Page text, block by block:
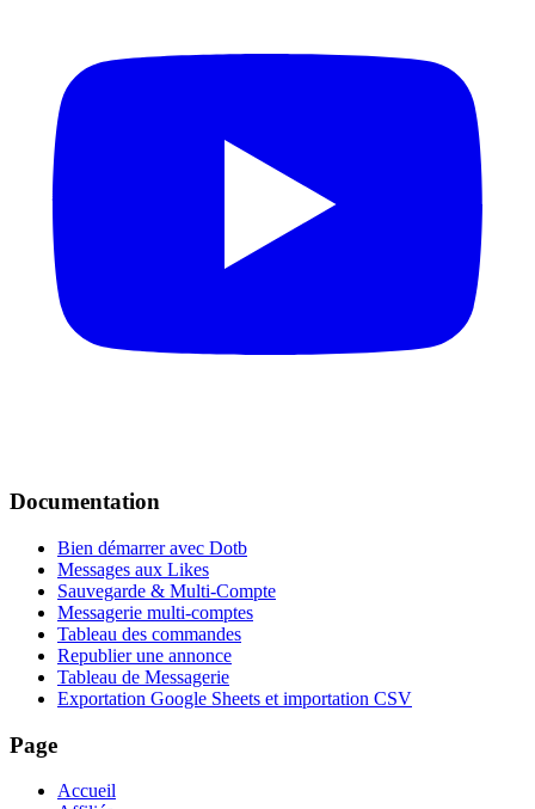
Documentation
Bien démarrer avec Dotb
Messages aux Likes
Sauvegarde & Multi-Compte
Messagerie multi-comptes
Tableau des commandes
Republier une annonce
Tableau de Messagerie
Exportation Google Sheets et importation CSV
Page
Accueil